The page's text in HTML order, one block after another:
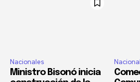
Nacionales
Ministro Bisonó inicia